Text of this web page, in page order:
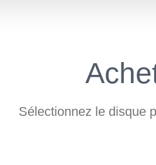
Sélectionnez le disque